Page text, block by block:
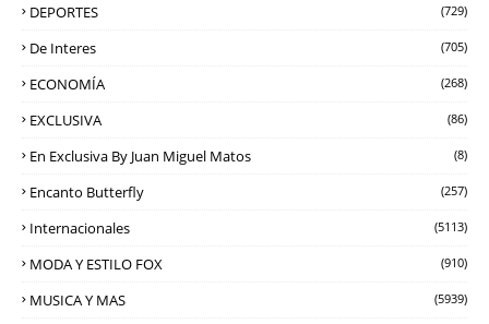
DEPORTES (729)
De Interes (705)
ECONOMÍA (268)
EXCLUSIVA (86)
En Exclusiva By Juan Miguel Matos (8)
Encanto Butterfly (257)
Internacionales (5113)
MODA Y ESTILO FOX (910)
MUSICA Y MAS (5939)